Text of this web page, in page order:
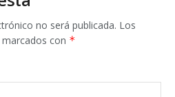
no será publicada. Los
con *